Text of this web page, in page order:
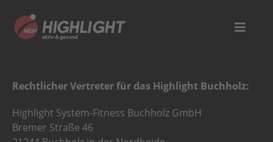
Rechtlicher Vertreter für das Highlight Buchholz:
Highlight System-Fitness Buchholz GmbH
Bremer Straße 46